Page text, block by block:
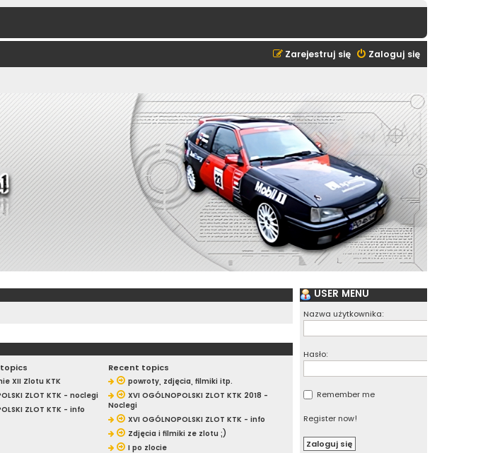
Zaloguj się
Zarejestruj się
Recent topics
XII Zlotu KTK
ZLOT KTK - noclegi
ZLOT KTK - info
powroty, zdjęcia, filmiki itp.
XVI OGÓLNOPOLSKI ZLOT KTK 2018 -
Noclegi
XVI OGÓLNOPOLSKI ZLOT KTK - info
Zdjęcia i filmiki ze zlotu ;)
I po zlocie
USER MENU
Nazwa użytkownika:
Hasło:
Remember me
Register now!